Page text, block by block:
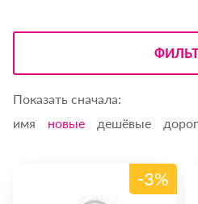
Показать сначала:
имя
новые дешёвые
-3%